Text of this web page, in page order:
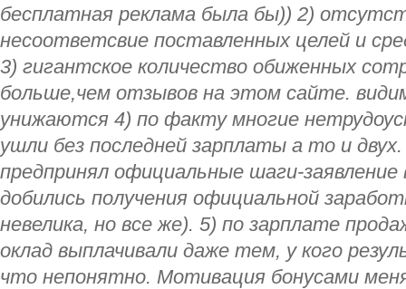
бесплатная реклама была бы)) 2)
несоответсвие поставленных целей и
3) гигантское количество обиженных
больше,чем отзывов на этом сайте.
унижаются 4) по факту многие
ушли без последней зарплаты а то и
предпринял официальные шаги-заявление
добились получения официальной
невелика, но все же). 5) по зарплате
оклад выплачивали даже тем, у кого
что непонятно. Мотивация бонусами